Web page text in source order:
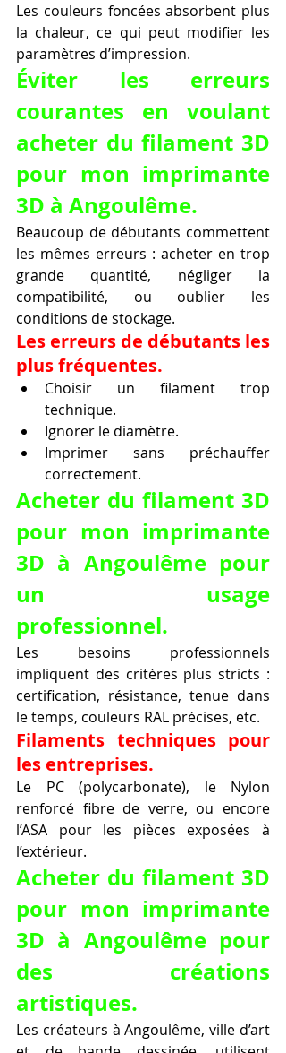
Les couleurs foncées absorbent plus
la chaleur, ce qui peut modifier les
paramètres d’impression.
Éviter les erreurs
courantes en voulant
acheter du filament 3D
pour mon imprimante
3D à Angoulême.
Beaucoup de débutants commettent
les mêmes erreurs : acheter en trop
grande quantité, négliger la
compatibilité, ou oublier les
conditions de stockage.
Les erreurs de débutants les
plus fréquentes.
Choisir un filament trop
technique.
Ignorer le diamètre.
Imprimer sans préchauffer
correctement.
Acheter du filament 3D
pour mon imprimante
3D à Angoulême pour
un usage
professionnel.
Les besoins professionnels
impliquent des critères plus stricts :
certification, résistance, tenue dans
le temps, couleurs RAL précises, etc.
Filaments techniques pour
les entreprises.
Le PC (polycarbonate), le Nylon
renforcé fibre de verre, ou encore
l’ASA pour les pièces exposées à
l’extérieur.
Acheter du filament 3D
pour mon imprimante
3D à Angoulême pour
des créations
artistiques.
Les créateurs à Angoulême, ville d’art